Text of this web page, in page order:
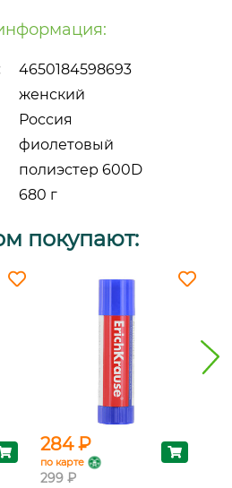
4650184598693
женский
Россия
фиолетовый
полиэстер 600D
680 г
покупают:
284 ₽
по карте
299 ₽